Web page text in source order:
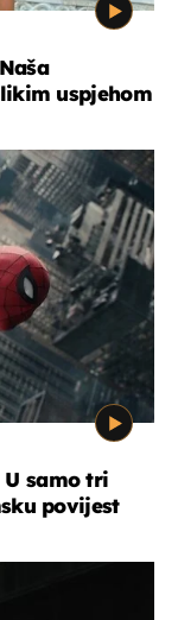
uspjehom
U samo tri
povijest